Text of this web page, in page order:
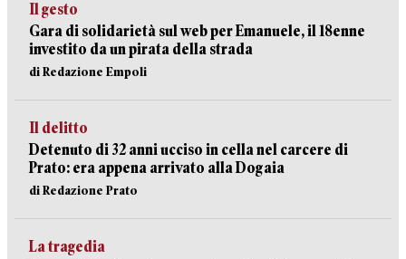
Il gesto
Gara di solidarietà sul web per Emanuele, il 18enne
investito da un pirata della strada
di Redazione Empoli
Il delitto
Detenuto di 32 anni ucciso in cella nel carcere di
Prato: era appena arrivato alla Dogaia
di Redazione Prato
La tragedia